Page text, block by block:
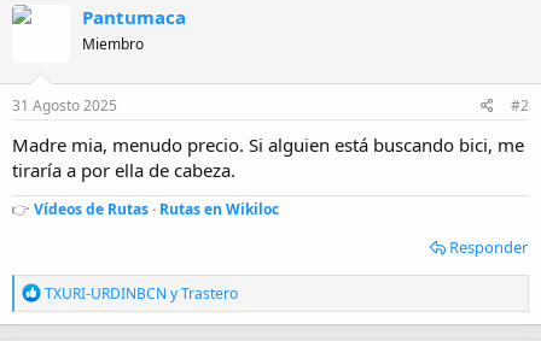
n
e
s
:
Pantumaca
Miembro
31 Agosto 2025 #2
Madre mia, menudo precio. Si alguien está buscando bici, me
tiraría a por ella de cabeza.
👉 Vídeos de Rutas · Rutas en Wikiloc
Responder
R
e
a
TXURI-URDINBCN yTrastero